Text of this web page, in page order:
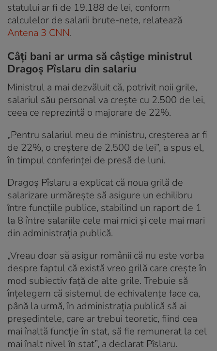
statului ar fi de 19.188 de lei, conform
calculelor de salarii brute-nete, relatează
Antena 3 CNN.
Câți bani ar urma să câștige ministrul
Dragoș Pîslaru din salariu
Ministrul a mai dezvăluit că, potrivit noii grile,
salariul său personal va crește cu 2.500 de lei,
ceea ce reprezintă o majorare de 22%.
„Pentru salariul meu de ministru, creşterea ar fi
de 22%, o creştere de 2.500 de lei”, a spus el,
în timpul conferinței de presă de luni.
Dragoș Pîslaru a explicat că noua grilă de
salarizare urmărește să asigure un echilibru
între funcțiile publice, stabilind un raport de 1
la 8 între salariile cele mai mici și cele mai mari
din administrația publică.
„Vreau doar să asigur românii că nu este vorba
despre faptul că există vreo grilă care crește în
mod subiectiv față de alte grile. Trebuie să
înțelegem că sistemul de echivalențe face ca,
până la urmă, în administrația publică să ai
președintele, care ar trebui teoretic, fiind cea
mai înaltă funcție în stat, să fie remunerat la cel
mai înalt nivel în stat”, a declarat Pîslaru.